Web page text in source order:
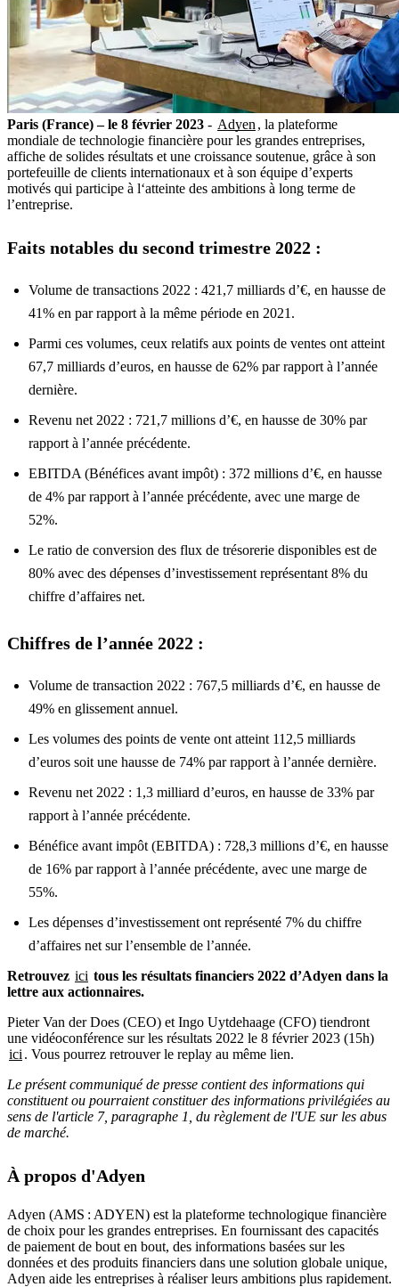
Paris (France) – le 8 février 2023 - Adyen , la plateforme
mondiale de technologie financière pour les grandes entreprises,
affiche de solides résultats et une croissance soutenue, grâce à son
portefeuille de clients internationaux et à son équipe d’experts
motivés qui participe à l‘atteinte des ambitions à long terme de
l’entreprise.
Faits notables du second trimestre 2022 :
Volume de transactions 2022 : 421,7 milliards d’€, en hausse de
41% en par rapport à la même période en 2021.
Parmi ces volumes, ceux relatifs aux points de ventes ont atteint
67,7 milliards d’euros, en hausse de 62% par rapport à l’année
dernière.
Revenu net 2022 : 721,7 millions d’€, en hausse de 30% par
rapport à l’année précédente.
EBITDA (Bénéfices avant impôt) : 372 millions d’€, en hausse
de 4% par rapport à l’année précédente, avec une marge de
52%.
Le ratio de conversion des flux de trésorerie disponibles est de
80% avec des dépenses d’investissement représentant 8% du
chiffre d’affaires net.
Chiffres de l’année 2022 :
Volume de transaction 2022 : 767,5 milliards d’€, en hausse de
49% en glissement annuel.
Les volumes des points de vente ont atteint 112,5 milliards
d’euros soit une hausse de 74% par rapport à l’année dernière.
Revenu net 2022 : 1,3 milliard d’euros, en hausse de 33% par
rapport à l’année précédente.
Bénéfice avant impôt (EBITDA) : 728,3 millions d’€, en hausse
de 16% par rapport à l’année précédente, avec une marge de
55%.
Les dépenses d’investissement ont représenté 7% du chiffre
d’affaires net sur l’ensemble de l’année.
Retrouvez ici tous les résultats financiers 2022 d’Adyen dans la
lettre aux actionnaires.
Pieter Van der Does (CEO) et Ingo Uytdehaage (CFO) tiendront
une vidéoconférence sur les résultats 2022 le 8 février 2023 (15h)
ici . Vous pourrez retrouver le replay au même lien.
Le présent communiqué de presse contient des informations qui
constituent ou pourraient constituer des informations privilégiées au
sens de l'article 7, paragraphe 1, du règlement de l'UE sur les abus
de marché.
À propos d'Adyen
Adyen (AMS : ADYEN) est la plateforme technologique financière
de choix pour les grandes entreprises. En fournissant des capacités
de paiement de bout en bout, des informations basées sur les
données et des produits financiers dans une solution globale unique,
Adyen aide les entreprises à réaliser leurs ambitions plus rapidement.